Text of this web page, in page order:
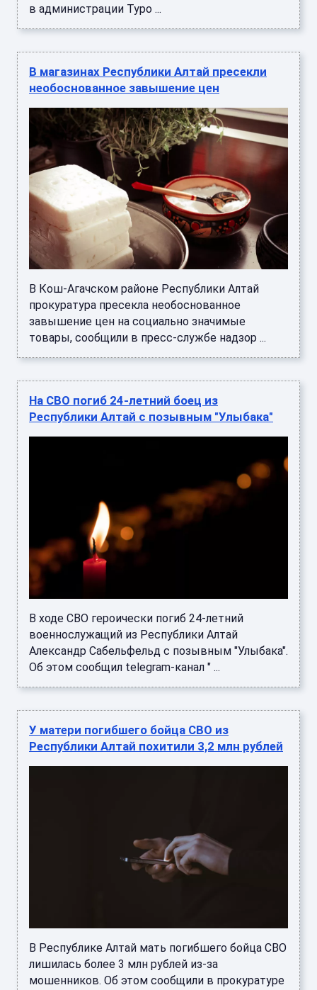
в администрации Туро ...
В магазинах Республики Алтай пресекли
необоснованное завышение цен
В Кош-Агачском районе Республики Алтай
прокуратура пресекла необоснованное
завышение цен на социально значимые
товары, сообщили в пресс-службе надзор ...
На СВО погиб 24-летний боец из
Республики Алтай с позывным "Улыбака"
В ходе СВО героически погиб 24-летний
военнослужащий из Республики Алтай
Александр Сабельфельд с позывным "Улыбака".
Об этом сообщил telegram-канал " ...
У матери погибшего бойца СВО из
Республики Алтай похитили 3,2 млн рублей
В Республике Алтай мать погибшего бойца СВО
лишилась более 3 млн рублей из-за
мошенников. Об этом сообщили в прокуратуре